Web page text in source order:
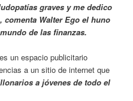
graves y me dedico
comenta Walter Ego el huno
de las finanzas.
un espacio publicitario
a un sitio de internet que
a jóvenes de todo el